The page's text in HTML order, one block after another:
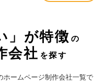
」が特徴 の
会社 を探す
ホームページ制作会社一覧で